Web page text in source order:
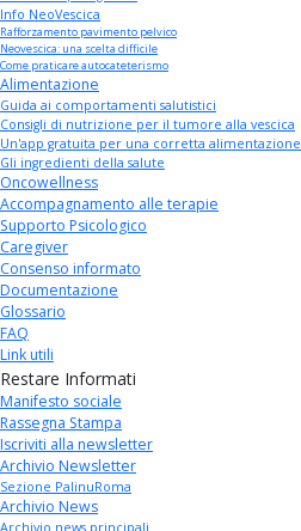
Info NeoVescica
Rafforzamento pavimento pelvico
Neovescica: una scelta difficile
Come praticare autocateterismo
Alimentazione
Guida ai comportamenti salutistici
Consigli di nutrizione per il tumore alla vescica
Un'app gratuita per una corretta alimentazione
Gli ingredienti della salute
Oncowellness
Accompagnamento alle terapie
Supporto Psicologico
Caregiver
Consenso informato
Documentazione
Glossario
FAQ
Link utili
Restare Informati
Manifesto sociale
Rassegna Stampa
Iscriviti alla newsletter
Archivio Newsletter
Sezione PalinuRoma
Archivio News
Archivio news principali